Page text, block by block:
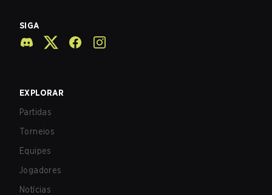
SIGA
EXPLORAR
Partidas
Torneios
Equipes
Jogadores
Notícias